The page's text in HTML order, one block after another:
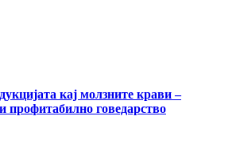
кај молзните крави –
профитабилно говедарство